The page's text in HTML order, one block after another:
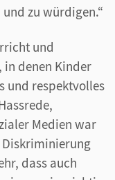
zu würdigen.“
und
in denen Kinder
und respektvolles
Medien war
Diskriminierung
dass auch